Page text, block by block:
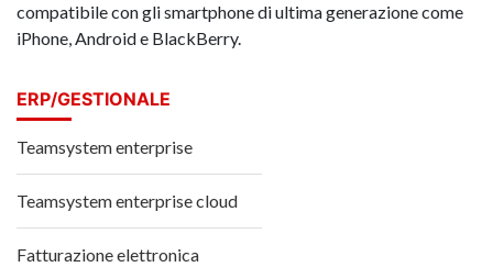
compatibile con gli smartphone di ultima generazione come
iPhone, Android e BlackBerry.
ERP/GESTIONALE
Teamsystem enterprise
Teamsystem enterprise cloud
Fatturazione elettronica